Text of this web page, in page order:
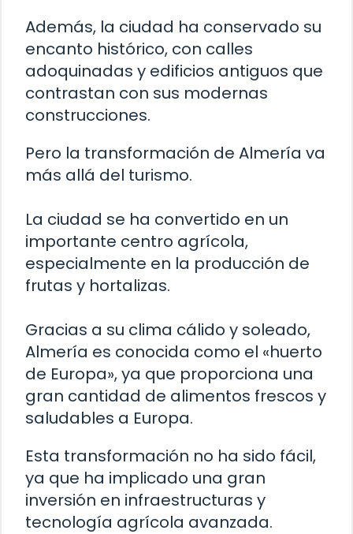
Además, la ciudad ha conservado su
encanto histórico, con calles
adoquinadas y edificios antiguos que
contrastan con sus modernas
construcciones.
Pero la transformación de Almería va
más allá del turismo.
La ciudad se ha convertido en un
importante centro agrícola,
especialmente en la producción de
frutas y hortalizas.
Gracias a su clima cálido y soleado,
Almería es conocida como el «huerto
de Europa», ya que proporciona una
gran cantidad de alimentos frescos y
saludables a Europa.
Esta transformación no ha sido fácil,
ya que ha implicado una gran
inversión en infraestructuras y
tecnología agrícola avanzada.